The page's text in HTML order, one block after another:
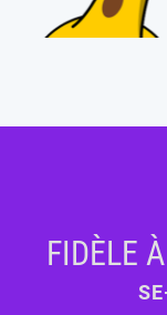
FIDÈLE